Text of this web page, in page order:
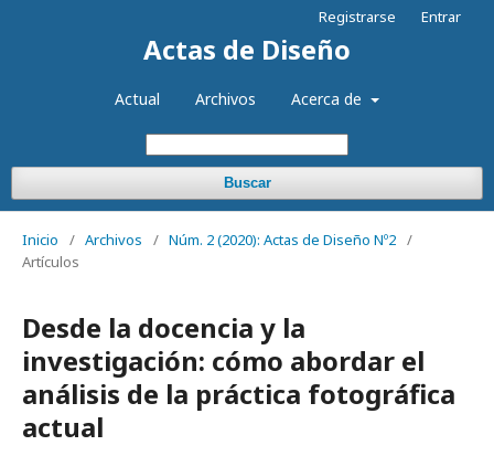
Actas de Diseño
Actual Archivos Acerca de
Buscar
Registrarse Entrar
Inicio / Archivos / Núm. 2 (2020): Actas de Diseño Nº2 /
Artículos
Desde la docencia y la
investigación: cómo abordar el
análisis de la práctica fotográfica
actual